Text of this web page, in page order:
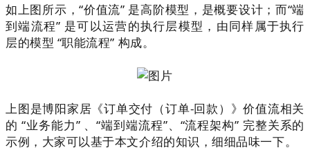
如上图所示，“价值流” 是高阶模型，是概要设计；而“端
到端流程” 是可以运营的执行层模型，由同样属于执行
层的模型 “职能流程” 构成。
上图是博阳家居《订单交付（订单-回款）》价值流相关
的 “业务能力” 、“端到端流程”、“流程架构” 完整关系的
示例，大家可以基于本文介绍的知识，细细品味一下。